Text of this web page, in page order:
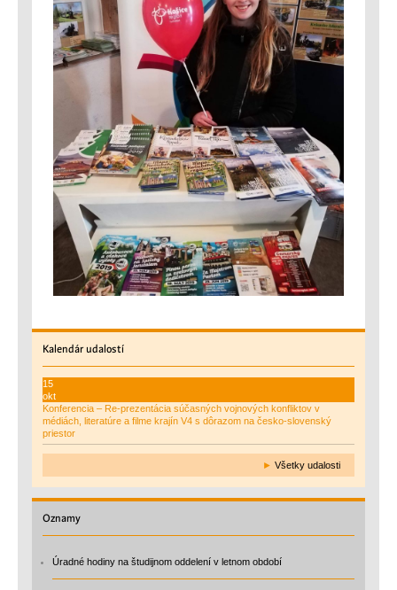
Kalendárudalostí
15
okt
Konferencia – Re-prezentácia súčasných vojnových konfliktov v
médiách, literatúre a filme krajín V4 s dôrazom na česko-slovenský
priestor
► Všetky udalosti
Oznamy
Úradné hodiny na študijnom oddelení v letnom období